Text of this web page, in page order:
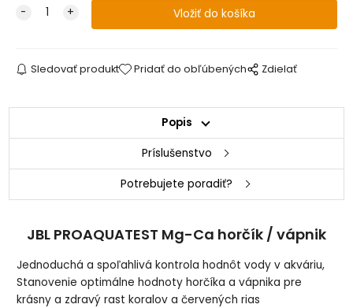
Sledovať produkt Pridať do obľúbených Zdielať
Popis
Príslušenstvo
Potrebujete poradiť?
JBL PROAQUATEST Mg-Ca horčík / vápnik
Jednoduchá a spoľahlivá kontrola hodnôt vody v akváriu,
Stanovenie optimálne hodnoty horčíka a vápnika pre
krásny a zdravý rast koralov a červených rias